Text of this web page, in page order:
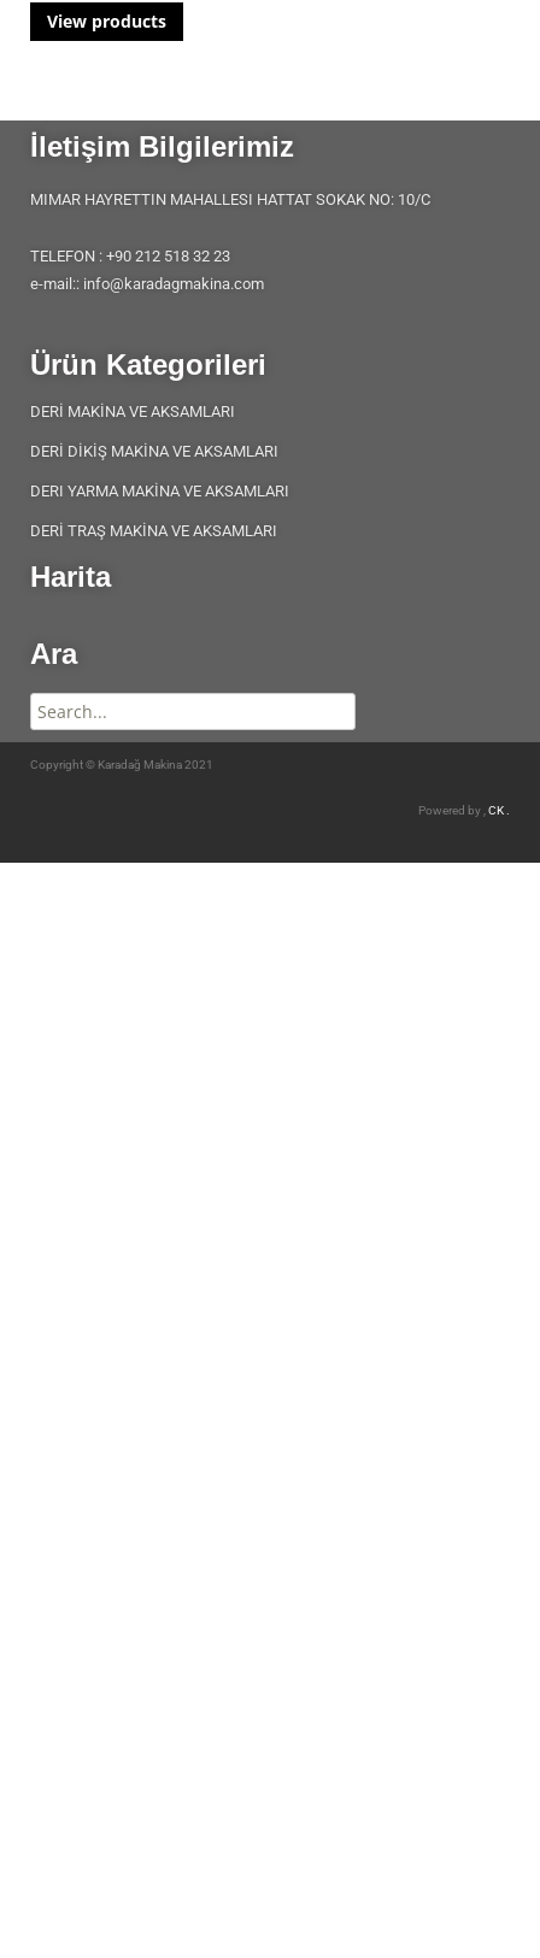
View products
İletişim Bilgilerimiz
MIMAR HAYRETTIN MAHALLESI HATTAT SOKAK NO: 10/C
TELEFON : +90 212 518 32 23
e-mail:: info@karadagmakina.com
Ürün Kategorileri
DERİ MAKİNA VE AKSAMLARI
DERİ DİKİŞ MAKİNA VE AKSAMLARI
DERI YARMA MAKİNA VE AKSAMLARI
DERİ TRAŞ MAKİNA VE AKSAMLARI
Harita
Ara
Copyright © Karadağ Makina 2021
Powered by , CK .